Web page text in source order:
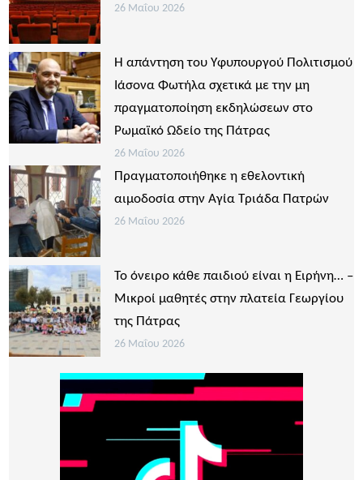
26 Μαΐου 2026
Η απάντηση του Υφυπουργού Πολιτισμού
Ιάσονα Φωτήλα σχετικά με την μη
πραγματοποίηση εκδηλώσεων στο
Ρωμαϊκό Ωδείο της Πάτρας
26 Μαΐου 2026
Πραγματοποιήθηκε η εθελοντική
αιμοδοσία στην Αγία Τριάδα Πατρών
26 Μαΐου 2026
Το όνειρο κάθε παιδιού είναι η Ειρήνη… –
Μικροί μαθητές στην πλατεία Γεωργίου
της Πάτρας
26 Μαΐου 2026